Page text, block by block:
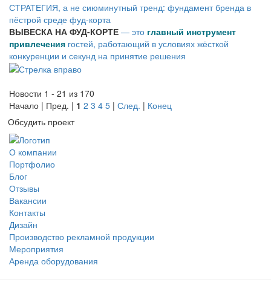
СТРАТЕГИЯ, а не сиюминутный тренд: фундамент бренда в
пёстрой среде фуд-корта
ВЫВЕСКА НА ФУД-КОРТЕ — это главный инструмент
привлечения гостей, работающий в условиях жёсткой
конкуренции и секунд на принятие решения
Новости 1 - 21 из 170
Начало | Пред. | 1 2 3 4 5 | След. | Конец
Обсудить проект
О компании
Портфолио
Блог
Отзывы
Вакансии
Контакты
Дизайн
Производство рекламной продукции
Мероприятия
Аренда оборудования